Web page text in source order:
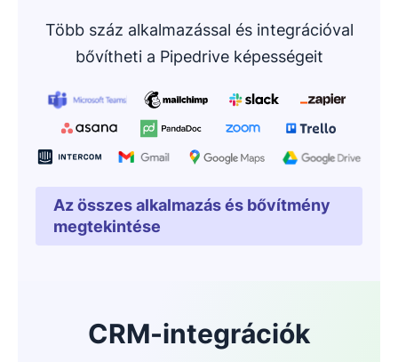
Több száz alkalmazással és integrációval
bővítheti a Pipedrive képességeit
Az összes alkalmazás és bővítmény
megtekintése
CRM-integrációk